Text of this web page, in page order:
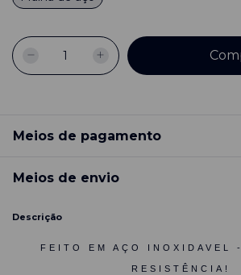
Meios de pagamento
Meios de envio
Descrição
FEITO EM AÇO INOXIDAVEL
RESISTÊNCIA!